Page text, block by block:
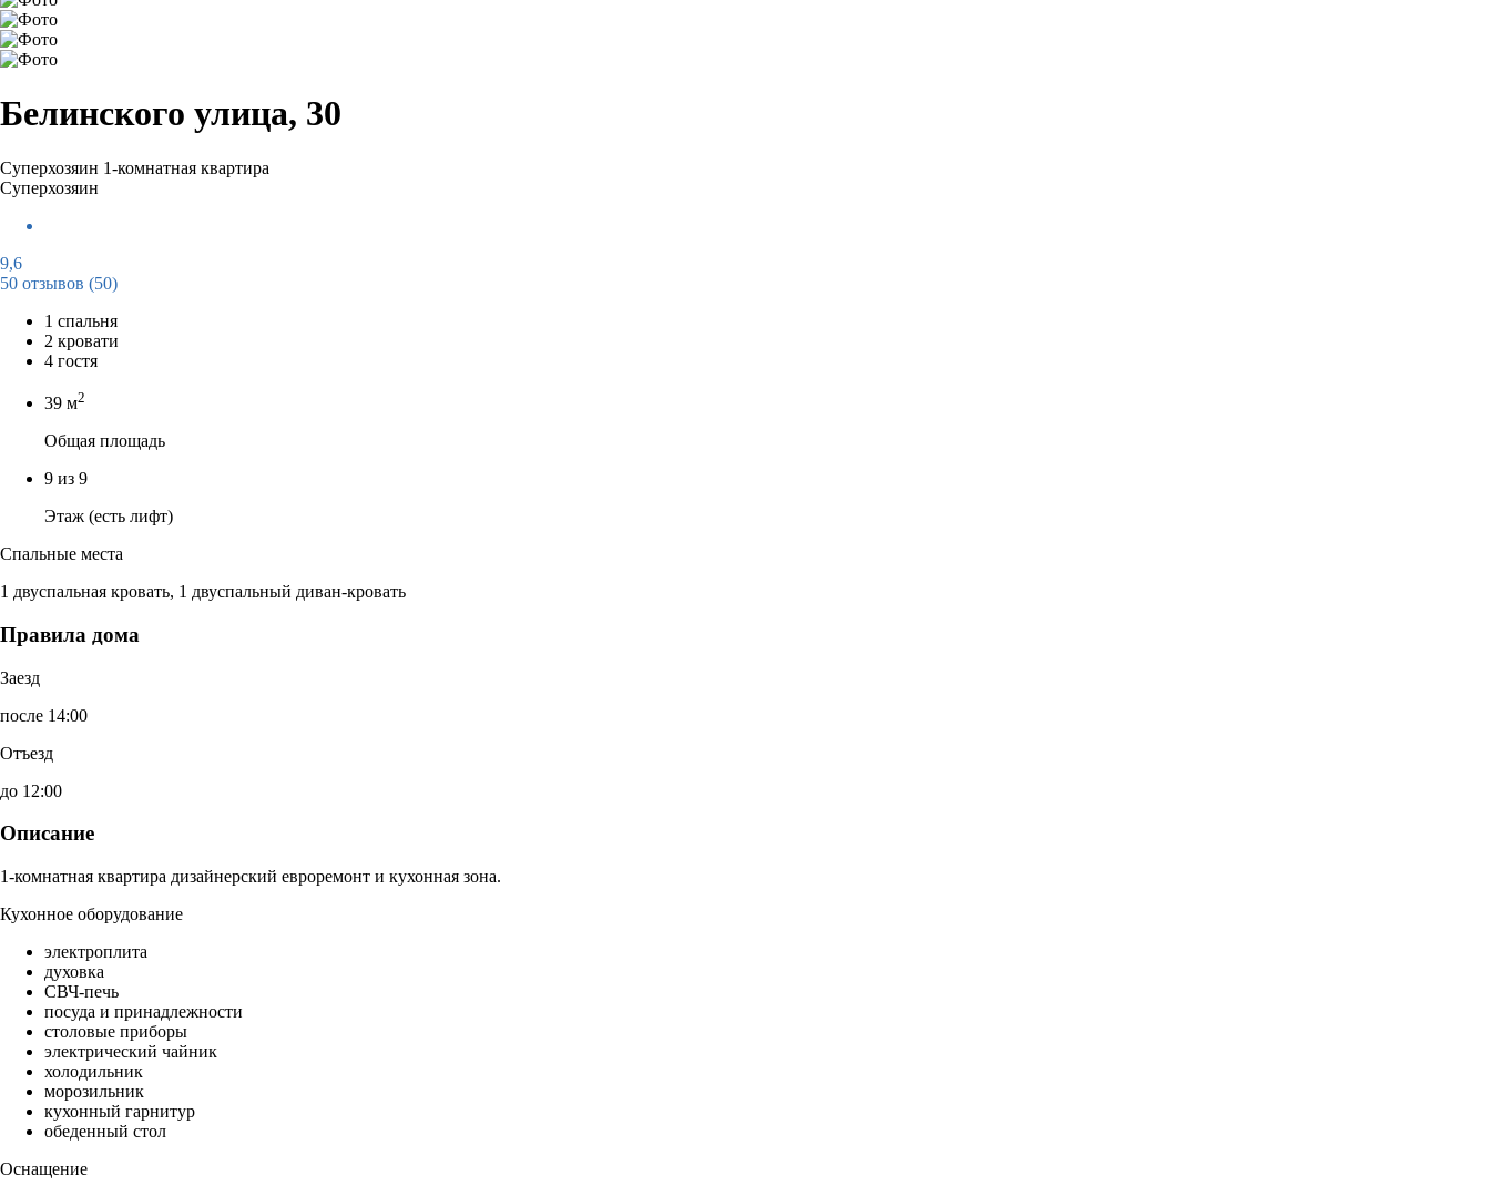
Белинского улица, 30
Суперхозяин 1-комнатная квартира
Суперхозяин
9,6
50 отзывов (50)
1 спальня
2 кровати
4 гостя
39 м2
Общая площадь
9 из 9
Этаж (есть лифт)
Спальные места
1 двуспальная кровать, 1 двуспальный диван-кровать
Правила дома
Заезд
после 14:00
Отъезд
до 12:00
Описание
1-комнатная квартира дизайнерский евроремонт и кухонная зона.
Кухонное оборудование
электроплита
духовка
СВЧ-печь
посуда и принадлежности
столовые приборы
электрический чайник
холодильник
морозильник
кухонный гарнитур
обеденный стол
Оснащение